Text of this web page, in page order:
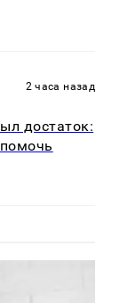
2 часа назад
достаток: